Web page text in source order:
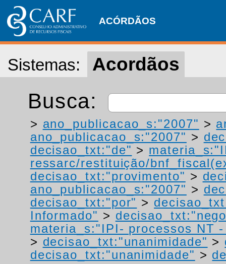
ACÓRDÃOS
Sistemas: Acordãos
Busca:
> ano_publicacao_s:"2007" >
ano_publicacao_s:"2007" >
decisao_txt:"de" >
ressarc/restituição/
decisao_txt:"provimento" >
ano_publicacao_s:"2007" >
decisao_txt:"por" >
Informado" >
materia_s:"IPI- processos NT
> decisao_txt:"unanimidade" >
decisao_txt:"unanimidade" >